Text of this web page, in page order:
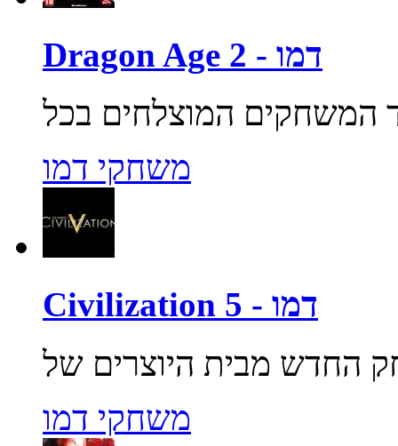
Dragon Age 2 - דמו
משחקי דמו
Civilization 5 - דמו
משחקי דמו